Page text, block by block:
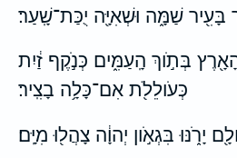
בָּעִ֖יר שַׁמָּ֑ה וּשְׁאִיָּ֖ה יֻכַּת־שָֽׁעַר׃
בְּתֹ֣וךְ הָֽעַמִּ֑ים כְּנֹ֣קֶף זַ֔יִת
כְּעֹולֵלֹ֖ת אִם־כָּלָ֥ה בָצִֽיר׃
יָרֹ֑נּוּ בִּגְאֹ֣ון יְהוָ֔ה צָהֲל֖וּ מִיָּֽם׃